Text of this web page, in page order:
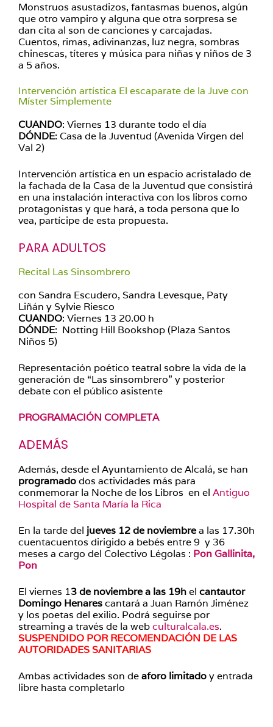
Monstruos asustadizos, fantasmas buenos, algún
que otro vampiro y alguna que otra sorpresa se
dan cita al son de canciones y carcajadas.
Cuentos, rimas, adivinanzas, luz negra, sombras
chinescas, títeres y música para niñas y niños de 3
a 5 años.
Intervención artística El escaparate de la Juve con
Míster Simplemente
CUANDO: Viernes 13 durante todo el día
DÓNDE: Casa de la Juventud (Avenida Virgen del
Val 2)
Intervención artística en un espacio acristalado de
la fachada de la Casa de la Juventud que consistirá
en una instalación interactiva con los libros como
protagonistas y que hará, a toda persona que lo
vea, partícipe de esta propuesta.
PARA ADULTOS
Recital Las Sinsombrero
con Sandra Escudero, Sandra Levesque, Paty
Liñán y Sylvie Riesco
CUANDO: Viernes 13 20.00 h
DÓNDE: Notting Hill Bookshop (Plaza Santos
Niños 5)
Representación poético teatral sobre la vida de la
generación de “Las sinsombrero” y posterior
debate con el público asistente
PROGRAMACIÓN COMPLETA
ADEMÁS
Además, desde el Ayuntamiento de Alcalá, se han
programadodos actividades más para
conmemorar la Noche de los Libros en el Antiguo
Hospital de Santa María la Rica
En la tarde del jueves 12 de noviembrea las 17.30h
cuentacuentos dirigido a bebés entre 9 y 36
meses a cargo del Colectivo Légolas : Pon Gallinita,
Pon
El viernes 13 de noviembre a las 19hel cantautor
Domingo Henarescantará a Juan Ramón Jiménez
y los poetas del exilio. Podrá seguirse por
streaming a través de la webculturalcala.es.
SUSPENDIDO POR RECOMENDACIÓN DE LAS
AUTORIDADES SANITARIAS
Ambas actividades son deaforo limitadoy entrada
libre hasta completarlo